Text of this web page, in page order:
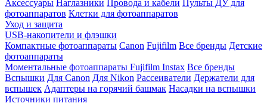
Аксессуары Наглазники Провода и кабели Пульты ДУ для
фотоаппаратов Клетки для фотоаппаратов
Уход и защита
USB-накопители и флэшки
Компактные фотоаппараты Canon Fujifilm Все бренды Детские
фотоаппараты
Моментальные фотоаппараты Fujifilm Instax Все бренды
Вспышки Для Canon Для Nikon Рассеиватели Держатели для
вспышек Адаптеры на горячий башмак Насадки на вспышки
Источники питания